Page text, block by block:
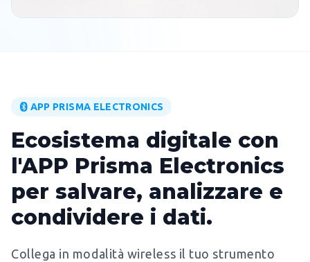
APP PRISMA ELECTRONICS
Ecosistema digitale con
l'APP Prisma Electronics
per salvare, analizzare e
condividere i dati.
Collega in modalità wireless il tuo strumento